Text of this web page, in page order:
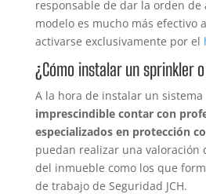
responsable de dar la orden de
modelo es mucho más efectivo
activarse exclusivamente por el
¿Cómo instalar un sprinkler
A la hora de instalar un sistema
imprescindible contar con
especializados en protección
puedan realizar una valoración
del inmueble como los que
de trabajo de Seguridad JCH.